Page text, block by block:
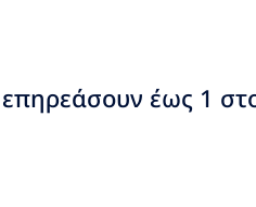
επηρεάσουν έως 1